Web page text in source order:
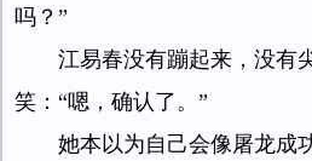
吗？”
江易春没有蹦起来，没有
笑：“嗯，确认了。”
她本以为自己会像屠龙成